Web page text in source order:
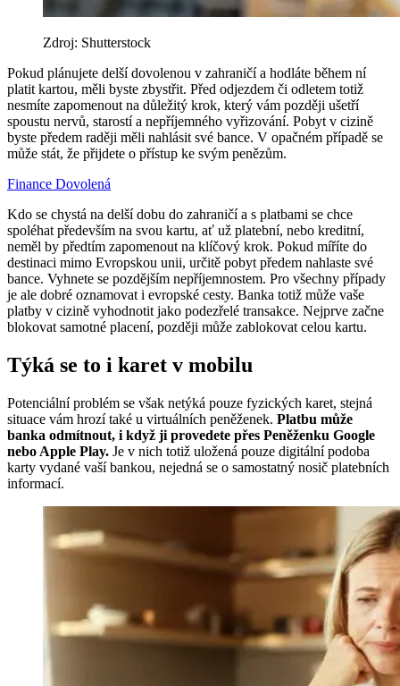
Zdroj: Shutterstock
Pokud plánujete delší dovolenou v zahraničí a hodláte během ní
platit kartou, měli byste zbystřit. Před odjezdem či odletem totiž
nesmíte zapomenout na důležitý krok, který vám později ušetří
spoustu nervů, starostí a nepříjemného vyřizování. Pobyt v cizině
byste předem raději měli nahlásit své bance. V opačném případě se
může stát, že přijdete o přístup ke svým penězům.
Finance Dovolená
Kdo se chystá na delší dobu do zahraničí a s platbami se chce
spoléhat především na svou kartu, ať už platební, nebo kreditní,
neměl by předtím zapomenout na klíčový krok. Pokud míříte do
destinaci mimo Evropskou unii, určitě pobyt předem nahlaste své
bance. Vyhnete se pozdějším nepříjemnostem. Pro všechny případy
je ale dobré oznamovat i evropské cesty. Banka totiž může vaše
platby v cizině vyhodnotit jako podezřelé transakce. Nejprve začne
blokovat samotné placení, později může zablokovat celou kartu.
Týká se to i karet v mobilu
Potenciální problém se však netýká pouze fyzických karet, stejná
situace vám hrozí také u virtuálních peněženek. Platbu může
banka odmítnout, i když ji provedete přes Peněženku Google
nebo Apple Play. Je v nich totiž uložená pouze digitální podoba
karty vydané vaší bankou, nejedná se o samostatný nosič platebních
informací.